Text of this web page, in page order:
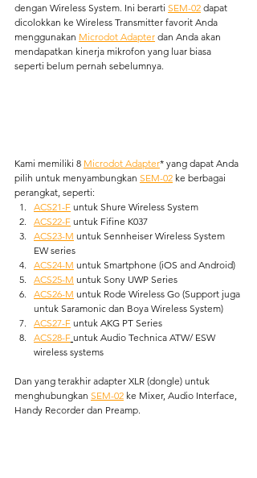
dengan Wireless System. Ini berarti SEM-02 dapat
dicolokkan ke Wireless Transmitter favorit Anda
menggunakan Microdot Adapter dan Anda akan
mendapatkan kinerja mikrofon yang luar biasa
seperti belum pernah sebelumnya.
Kami memiliki 8 Microdot Adapter* yang dapat Anda
pilih untuk menyambungkan SEM-02 ke berbagai
perangkat, seperti:
ACS21-F untuk Shure Wireless System
ACS22-F untuk Fifine K037
ACS23-M untuk Sennheiser Wireless System
EW series
ACS24-M untuk Smartphone (iOS and Android)
ACS25-M untuk Sony UWP Series
ACS26-M untuk Rode Wireless Go (Support juga
untuk Saramonic dan Boya Wireless System)
ACS27-F untuk AKG PT Series
ACS28-F untuk Audio Technica ATW/ ESW
wireless systems
Dan yang terakhir adapter XLR (dongle) untuk
menghubungkan SEM-02 ke Mixer, Audio Interface,
Handy Recorder dan Preamp.